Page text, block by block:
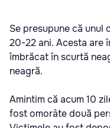
Se presupune că unul
20-22 ani. Acesta are
îmbrăcat în scurtă
neagră.
Amintim că acum 10
fost omorâte două